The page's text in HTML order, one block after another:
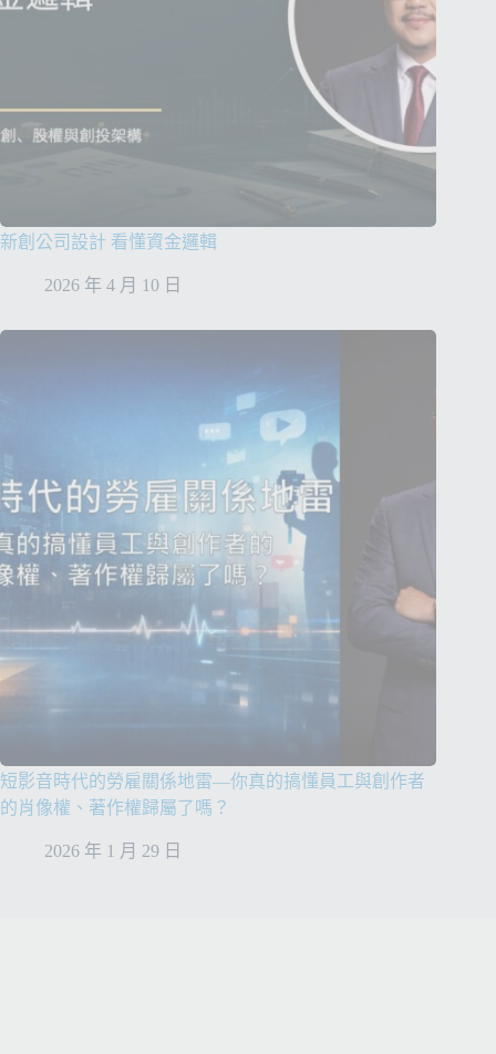
新創公司設計 看懂資金邏輯
2026 年 4 月 10 日
短影音時代的勞雇關係地雷—你真的搞懂員工與創作者
的肖像權、著作權歸屬了嗎？
2026 年 1 月 29 日